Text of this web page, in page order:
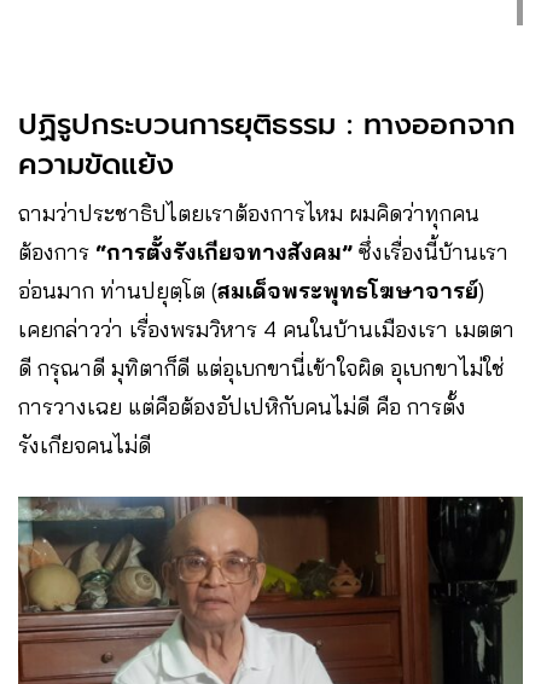
ปฏิรูปกระบวนการยุติธรรม : ทางออกจาก
ความขัดแย้ง
ถามว่าประชาธิปไตยเราต้องการไหม ผมคิดว่าทุกคน
ต้องการ “การตั้งรังเกียจทางสังคม” ซึ่งเรื่องนี้บ้านเรา
อ่อนมาก ท่านปยุตฺโต (สมเด็จพระพุทธโฆษาจารย์)
เคยกล่าวว่า เรื่องพรมวิหาร 4 คนในบ้านเมืองเรา เมตตา
ดี กรุณาดี มุทิตาก็ดี แต่อุเบกขานี่เข้าใจผิด อุเบกขาไม่ใช่
การวางเฉย แต่คือต้องอัปเปหิกับคนไม่ดี คือ การตั้ง
รังเกียจคนไม่ดี